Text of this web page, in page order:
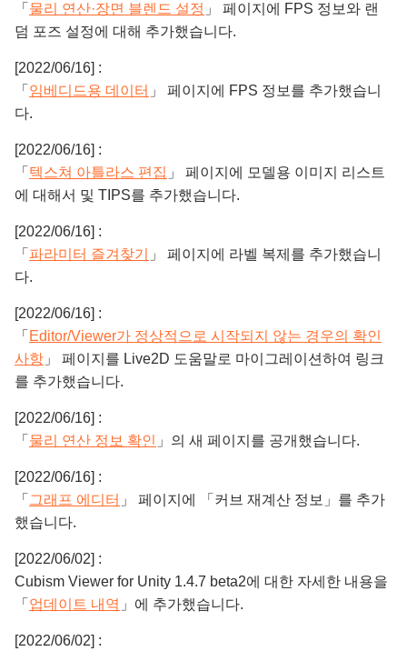
「 물리 연산·장면 블렌드 설정 」 페이지에 FPS 정보와 랜
덤 포즈 설정에 대해 추가했습니다.
[2022/06/16] :
「 임베디드용 데이터 」 페이지에 FPS 정보를 추가했습니
다.
[2022/06/16] :
「 텍스쳐 아틀라스 편집 」 페이지에 모델용 이미지 리스트
에 대해서 및 TIPS를 추가했습니다.
[2022/06/16] :
「 파라미터 즐겨찾기
」 페이지에 라벨 복제를 추가했습니
다.
[2022/06/16] :
「 Editor/Viewer가 정상적으로 시작되지 않는 경우의 확인
사항 」 페이지를 Live2D 도움말로 마이그레이션하여 링크
를 추가했습니다.
[2022/06/16] :
「 물리 연산 정보 확인 」의 새 페이지를 공개했습니다.
[2022/06/16] :
「 그래프 에디터 」 페이지에 「커브 재계산 정보」를 추가
했습니다.
[2022/06/02] :
Cubism Viewer for Unity 1.4.7 beta2에 대한 자세한 내용을
「 업데이트 내역 」에 추가했습니다.
[2022/06/02] :